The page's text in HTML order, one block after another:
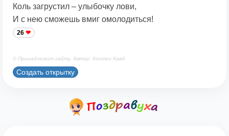
Коль загрустил – улыбочку лови,
И с нею сможешь вмиг омолодиться!
26
© Принадлежит сайту. Автор: Костен КавА
Создать открытку